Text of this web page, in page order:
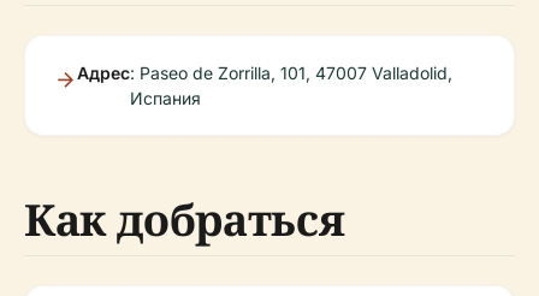
Адрес: Paseo de Zorrilla, 101, 47007 Valladolid,
Испания
Как добраться